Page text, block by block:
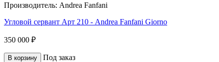
Производитель: Andrea Fanfani
Угловой сервант Арт 210 - Andrea Fanfani Giorno
350 000 ₽
В корзину Под заказ